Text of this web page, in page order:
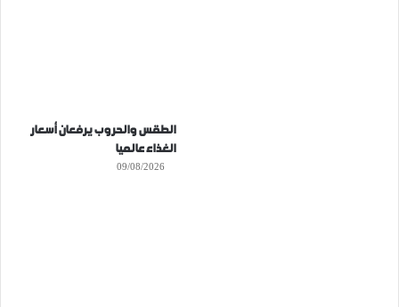
الطقس والحروب يرفعان أسعار
الغذاء عالميا
09/08/2026